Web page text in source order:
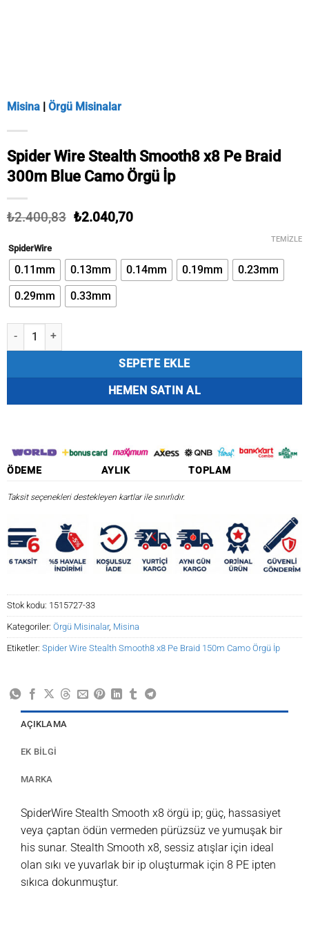
Misina | Örgü Misinalar
Spider Wire Stealth Smooth8 x8 Pe Braid
300m Blue Camo Örgü İp
₺2.400,83 Orijinal
₺2.040,70Şu
₺2.040,70.
SpiderWire
0.11mm 0.13mm 0.14mm 0.19mm
0.23mm
0.29mm
0.33mm
TEMIZLE
Spider Wire Stealth Smooth8 x8 Pe Braid 300m Blue Camo Örgü İp
SEPETE EKLE
HEMEN SATIN AL
ÖDEME AYLIK TOPLAM
Taksit seçenekleri destekleyen kartlar ile sınırlıdır.
Stok kodu: 1515727-33
Kategoriler: Örgü Misinalar, Misina
Etiketler: Spider Wire Stealth Smooth8 x8 Pe Braid 150m Camo Örgü İp
AÇIKLAMA
EK BILGI
MARKA
SpiderWire Stealth Smooth x8 örgü ip; güç, hassasiyet
veya çaptan ödün vermeden pürüzsüz ve yumuşak bir
his sunar. Stealth Smooth x8, sessiz atışlar için ideal
olan sıkı ve yuvarlak bir ip oluşturmak için 8 PE ipten
sıkıca dokunmuştur.